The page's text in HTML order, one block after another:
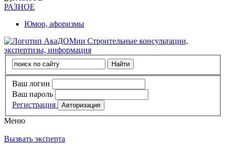
РАЗНОЕ
Юмор, афоризмы
Строительные консультации,
экспертизы, информация
Ваш логин
Ваш пароль
Регистрация
Меню
Вызвать эксперта